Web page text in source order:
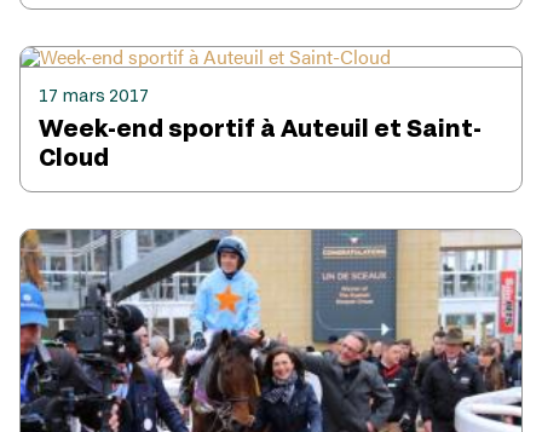
17 mars 2017
Week-end sportif à Auteuil et Saint-
Cloud